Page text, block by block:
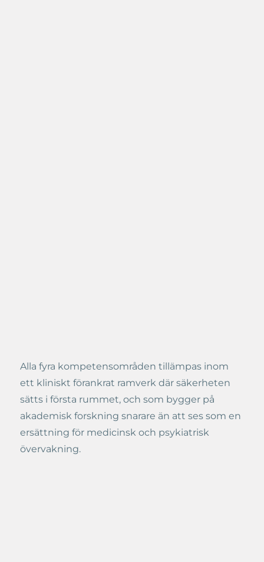
Alla fyra kompetensområden tillämpas inom
ett kliniskt förankrat ramverk där säkerheten
sätts i första rummet, och som bygger på
akademisk forskning snarare än att ses som en
ersättning för medicinsk och psykiatrisk
övervakning.